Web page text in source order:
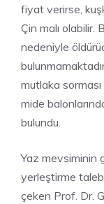
fiyat verirse,
Çin malı olabilir.
nedeniyle
mutlaka
mide
bulundu.
Yaz mevsiminin
yerleştirme
çeken Prof. Dr.